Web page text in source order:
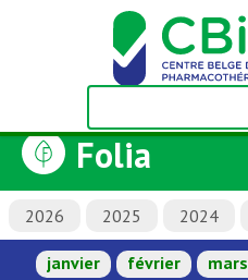
Folia
2026 2025 2024
janvier février mars